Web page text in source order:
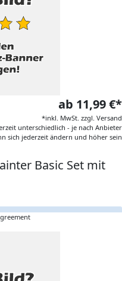
ab 11,99 €*
*inkl. MwSt. zzgl. Versand
unterschiedlich - je nach Anbieter
sich jederzeit ändern und höher sein
Basic Set mit